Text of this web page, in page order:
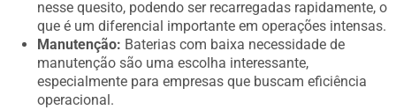
nesse quesito, podendo ser recarregadas rapidamente, o
que é um diferencial importante em operações intensas.
Manutenção: Baterias com baixa necessidade de
manutenção são uma escolha interessante,
especialmente para empresas que buscam eficiência
operacional.